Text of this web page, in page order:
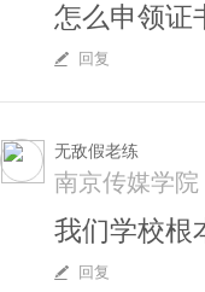
怎么申领证
回复
无敌假老练
南京传媒学院
我们学校根
回复